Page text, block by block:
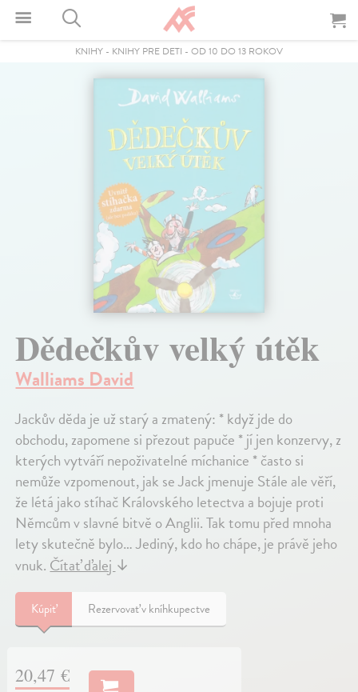
KNIHY - KNIHY PRE DETI - OD 10 DO 13 ROKOV
Dědečkův velký útěk
Walliams David
Jackův děda je už starý a zmatený: * když jde do
obchodu, zapomene si přezout papuče * jí jen konzervy, z
kterých vytváří nepoživatelné míchanice * často si
nemůže vzpomenout, jak se Jack jmenuje Stále ale věří,
že létá jako stíhač Královského letectva a bojuje proti
Němcům v slavné bitvě o Anglii. Tak tomu před mnoha
lety skutečně bylo… Jediný, kdo ho chápe, je právě jeho
vnuk.Čítať ďalej↓
Kúpiť Rezervovať v kníhkupectve
20,47 €